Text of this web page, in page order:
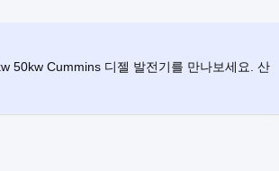
50kw Cummins 디젤 발전기를 만나보세요. 산